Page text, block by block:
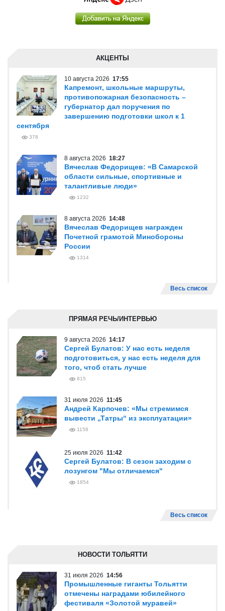
АКЦЕНТЫ
10 августа 2026 17:55
Капремонт, школьные маршруты,
противопожарная безопасность –
губернатор дал поручения по
завершению подготовки школ к 1
сентября
378
8 августа 2026 18:27
Вячеслав Федорищев: «В Самарской
области сильные, спортивные и
талантливые люди»
1232
8 августа 2026 14:48
Вячеслав Федорищев награжден
Почетной грамотой Минобороны
России
1314
Весь список
ПРЯМАЯ РЕЧЬ/ИНТЕРВЬЮ
9 августа 2026 14:17
Сергей Булатов: У нас есть неделя
подготовиться, у нас есть неделя для
того, чтоб стать лучше
815
31 июля 2026 11:45
Андрей Карпочев: «Мы стремимся
вывести „Татры“ из эксплуатации»
1158
25 июля 2026 11:42
Сергей Булатов: В сезон заходим с
лозунгом "Мы отличаемся"
1854
Весь список
НОВОСТИ ТОЛЬЯТТИ
31 июля 2026 14:56
Промышленные гиганты Тольятти
отмечены наградами юбилейного
фестиваля «Золотой муравей»